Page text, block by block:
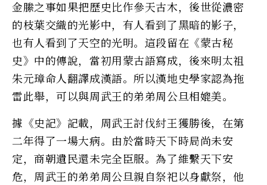
金縢之事如果把歷史比作參天古木，後世從濃密
的枝葉交織的光影中，有人看到了黑暗的影子，
也有人看到了天空的光明。這段留在《蒙古秘
史》中的傳說，當初用蒙古語寫成，後來明太祖
朱元璋命人翻譯成漢語。所以漢地史學家認為拖
雷此舉，可以與周武王的弟弟周公旦相媲美。
據《史記》記載，周武王討伐紂王獲勝後，在第
二年得了一場大病。由於當時天下時局尚未安
定，商朝遺民還未完全臣服。為了維繫天下安
危，周武王的弟弟周公旦親自祭祀以身獻祭，他